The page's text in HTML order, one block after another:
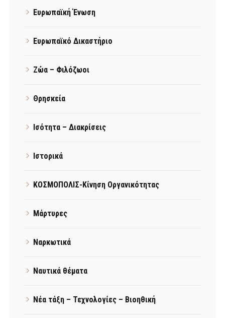
Ευρωπαϊκή Ένωση
Ευρωπαϊκό Δικαστήριο
Ζώα – Φιλόζωοι
Θρησκεία
Ισότητα – Διακρίσεις
Ιστορικά
ΚΟΣΜΟΠΟΛΙΣ-Κίνηση Οργανικότητας
Μάρτυρες
Ναρκωτικά
Ναυτικά θέματα
Νέα τάξη – Τεχνολογίες – Βιοηθική